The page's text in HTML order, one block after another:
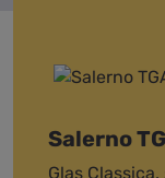
Salerno
Glas